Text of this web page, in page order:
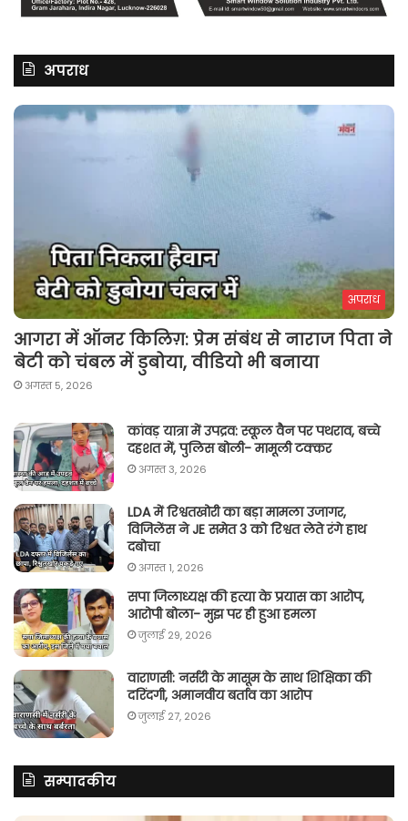
अपराध
अपराध
आगरा में ऑनर किलिग़: प्रेम संबंध से नाराज पिता ने
बेटी को चंबल में डुबोया, वीडियो भी बनाया
अगस्त 5, 2026
कांवड़ यात्रा में उपद्रव: स्कूल वैन पर पथराव, बच्चे
दहशत में, पुलिस बोली- मामूली टक्कर
अगस्त 3, 2026
LDA में रिश्वतखोरी का बड़ा मामला उजागर,
विजिलेंस ने JE समेत 3 को रिश्वत लेते रंगे हाथ
दबोचा
अगस्त 1, 2026
सपा जिलाध्यक्ष की हत्या के प्रयास का आरोप,
आरोपी बोला- मुझ पर ही हुआ हमला
जुलाई 29, 2026
वाराणसी: नर्सरी के मासूम के साथ शिक्षिका की
दरिंदगी, अमानवीय बर्ताव का आरोप
जुलाई 27, 2026
सम्पादकीय